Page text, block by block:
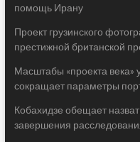
помощь Ирану
Проект грузинского
престижной британской
Масштабы «проекта века»
сокращает параметры
Кобахидзе обещает
завершения